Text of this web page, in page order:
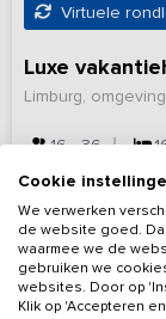
Virtuele
Luxe
Limburg,
16 - 36
Cookie
We verwerken
de website goed.
waarmee we de
gebruiken we
websites. Door op
Klik op 'Accepteren